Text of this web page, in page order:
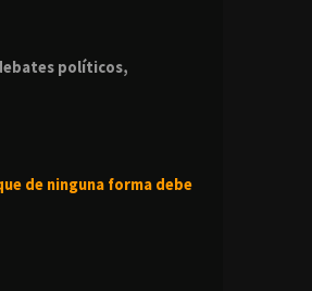
políticos,
de ninguna forma debe